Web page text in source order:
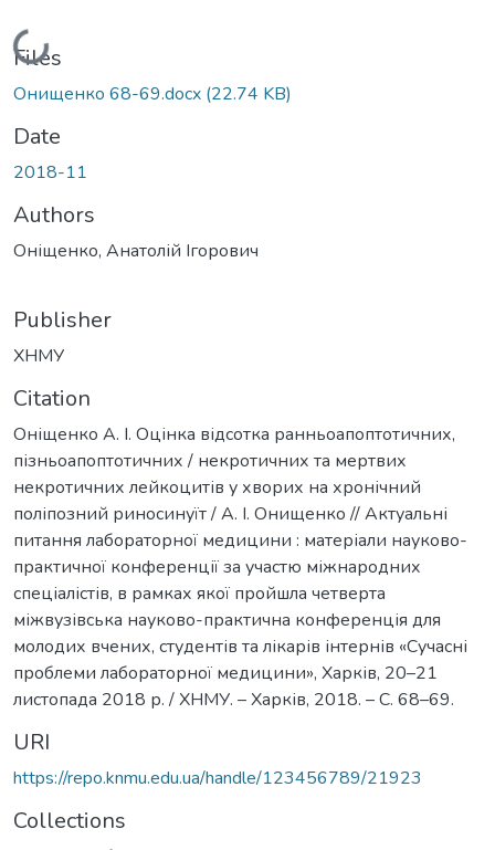
Loading...
Files
Онищенко 68-69.docx (22.74 KB)
Date
2018-11
Authors
Оніщенко, Анатолій Ігорович
Publisher
ХНМУ
Citation
Оніщенко А. І. Оцінка відсотка ранньоапоптотичних,
пізньоапоптотичних / некротичних та мертвих
некротичних лейкоцитів у хворих на хронічний
поліпозний риносинуїт / А. І. Онищенко // Актуальні
питання лабораторної медицини : матеріали науково-
практичної конференції за участю міжнародних
спеціалістів, в рамках якої пройшла четверта
міжвузівська науково-практична конференція для
молодих вчених, студентів та лікарів інтернів «Сучасні
проблеми лабораторної медицини», Харків, 20–21
листопада 2018 р. / ХНМУ. – Харків, 2018. – С. 68–69.
URI
https://repo.knmu.edu.ua/handle/123456789/21923
Collections